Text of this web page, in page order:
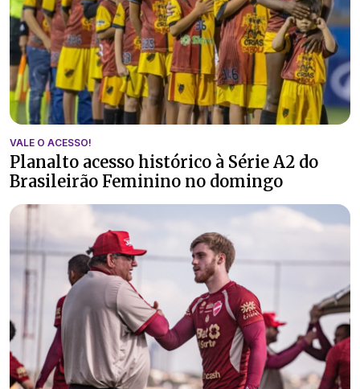
VALE O ACESSO!
Planalto acesso histórico à Série A2 do
Brasileirão Feminino no domingo